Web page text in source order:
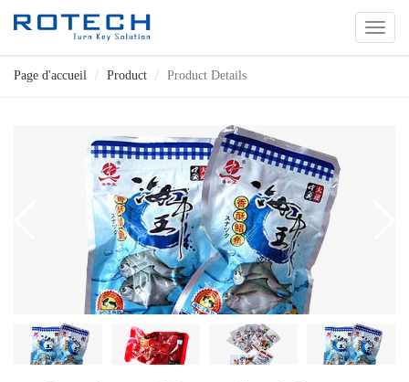
切
换
Page d'accueil Product Product Details